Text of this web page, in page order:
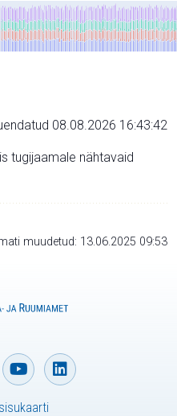
08.08.2026 16:43:42
tugijaamale nähtavaid
muudetud: 13.06.2025 09:53